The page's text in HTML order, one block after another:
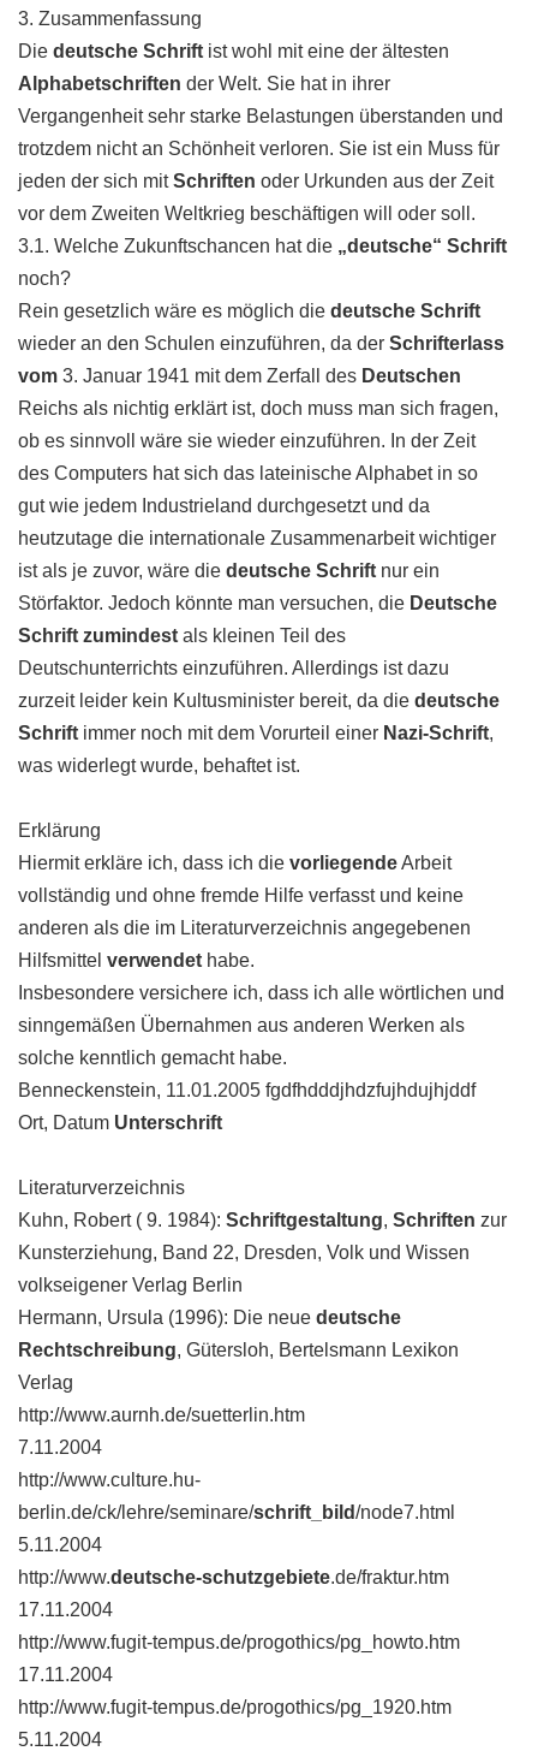
3. Zusammenfassung
Die deutsche Schrift ist wohl mit eine der ältesten
Alphabetschriften der Welt. Sie hat in ihrer
Vergangenheit sehr starke Belastungen überstanden und
trotzdem nicht an Schönheit verloren. Sie ist ein Muss für
jeden der sich mitSchriften oder Urkunden aus der Zeit
vor dem Zweiten Weltkrieg beschäftigen will oder soll.
3.1. Welche Zukunftschancen hat die „deutsche“ Schrift
noch?
Rein gesetzlich wäre es möglich die deutsche Schrift
wieder an den Schulen einzuführen, da der Schrifterlass
vom 3. Januar 1941 mit dem Zerfall des Deutschen
Reichs als nichtig erklärt ist, doch muss man sich fragen,
ob es sinnvoll wäre sie wieder einzuführen. In der Zeit
des Computers hat sich das lateinische Alphabet in so
gut wie jedem Industrieland durchgesetzt und da
heutzutage die internationale Zusammenarbeit wichtiger
ist als je zuvor, wäre die deutsche Schrift nur ein
Störfaktor. Jedoch könnte man versuchen, die Deutsche
Schrift zumindest als kleinen Teil des
Deutschunterrichts einzuführen. Allerdings ist dazu
zurzeit leider kein Kultusminister bereit, da die deutsche
Schrift immer noch mit dem Vorurteil einer Nazi-Schrift,
was widerlegt wurde, behaftet ist.
Erklärung
Hiermit erkläre ich, dass ich die vorliegendeArbeit
vollständig und ohne fremde Hilfe verfasst und keine
anderen als die im Literaturverzeichnis angegebenen
Hilfsmittel verwendet habe.
Insbesondere versichere ich, dass ich alle wörtlichen und
sinngemäßen Übernahmen aus anderen Werken als
solche kenntlich gemacht habe.
Benneckenstein, 11.01.2005 fgdfhdddjhdzfujhdujhjddf
Ort, Datum Unterschrift
Literaturverzeichnis
Kuhn, Robert ( 9. 1984): Schriftgestaltung, Schriften zur
Kunsterziehung, Band 22, Dresden, Volk und Wissen
volkseigener Verlag Berlin
Hermann, Ursula (1996): Die neue deutsche
Rechtschreibung, Gütersloh, Bertelsmann Lexikon
Verlag
http://www.aurnh.de/suetterlin.htm
7.11.2004
http://www.culture.hu-
berlin.de/ck/lehre/seminare/schrift_bild/node7.html
5.11.2004
http://www.deutsche-schutzgebiete.de/fraktur.htm
17.11.2004
http://www.fugit-tempus.de/progothics/pg_howto.htm
17.11.2004
http://www.fugit-tempus.de/progothics/pg_1920.htm
5.11.2004